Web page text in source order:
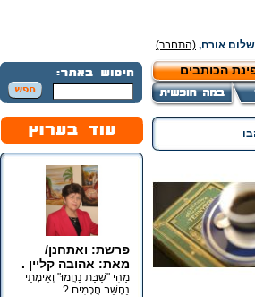
שלום אורח, (התחבר)
הכותבים
פרשת: ואתחנן/
מאת: אהובה קליין .
מַהִי "שַׁבַּת נַחֲמוּ" וְאֵימָתַי
נֵחָשֵׁב חֲכָמִים ?